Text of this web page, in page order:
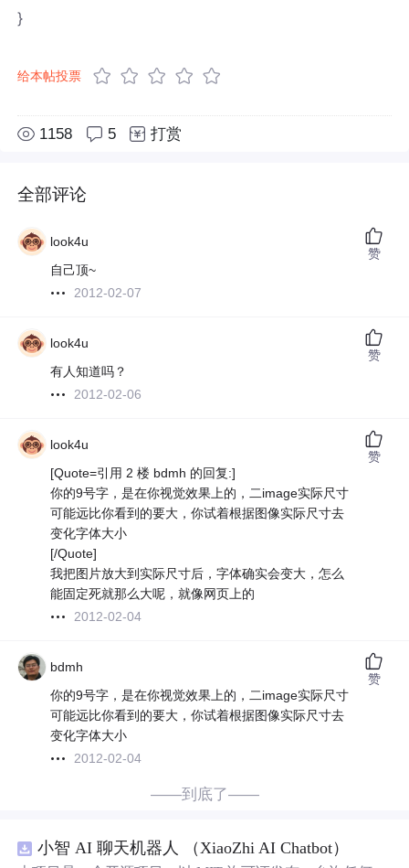
}
给本帖投票
1158 5 打赏
全部评论
look4u
自己顶~
2012-02-07
赞
look4u
有人知道吗？
2012-02-06
赞
look4u
[Quote=引用 2 楼 bdmh 的回复:]
你的9号字，是在你视觉效果上的，二image实际尺寸
可能远比你看到的要大，你试着根据图像实际尺寸去
变化字体大小
[/Quote]
我把图片放大到实际尺寸后，字体确实会变大，怎么
能固定死就那么大呢，就像网页上的
2012-02-04
赞
bdmh
你的9号字，是在你视觉效果上的，二image实际尺寸
可能远比你看到的要大，你试着根据图像实际尺寸去
变化字体大小
2012-02-04
赞
——到底了——
小智 AI 聊天机器人 （XiaoZhi AI Chatbot）